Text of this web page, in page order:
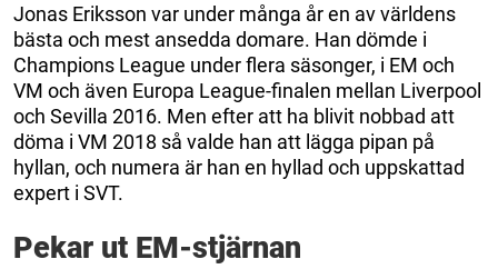
Jonas Eriksson var under många år en av världens
bästa och mest ansedda domare. Han dömde i
Champions League under flera säsonger, i EM och
VM och även Europa League-finalen mellan Liverpool
och Sevilla 2016. Men efter att ha blivit nobbad att
döma i VM 2018 så valde han att lägga pipan på
hyllan, och numera är han en hyllad och uppskattad
expert i SVT.
Pekar ut EM-stjärnan